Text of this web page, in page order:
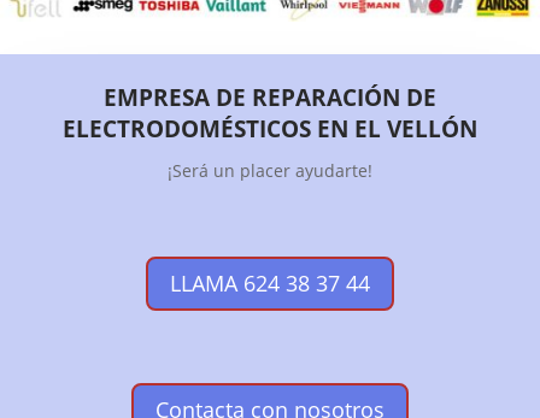
EMPRESA DE REPARACIÓN DE
ELECTRODOMÉSTICOS EN EL VELLÓN
¡Será un placer ayudarte!
LLAMA 624 38 37 44
Contacta con nosotros